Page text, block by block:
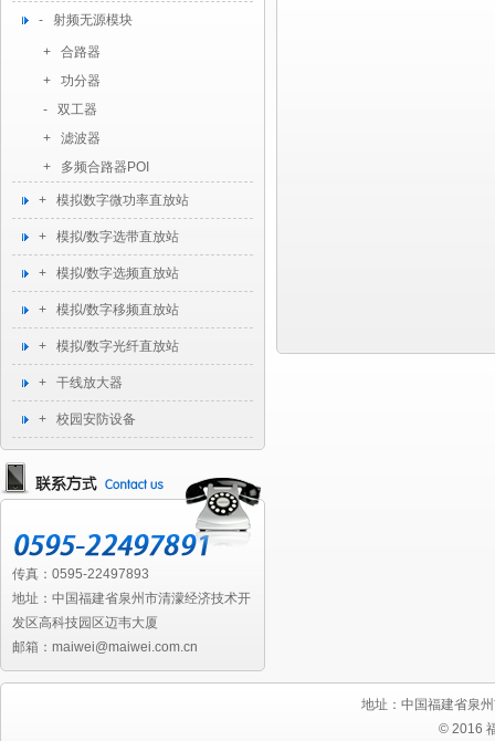
- 射频无源模块
+ 合路器
+ 功分器
- 双工器
+ 滤波器
+ 多频合路器POI
+ 模拟数字微功率直放站
+ 模拟/数字选带直放站
+ 模拟/数字选频直放站
+ 模拟/数字移频直放站
+ 模拟/数字光纤直放站
+ 干线放大器
+ 校园安防设备
传真：0595-22497893
地址：中国福建省泉州市清濛经济技术开
发区高科技园区迈韦大厦
邮箱：maiwei@maiwei.com.cn
地址：中国福建省泉
© 2016